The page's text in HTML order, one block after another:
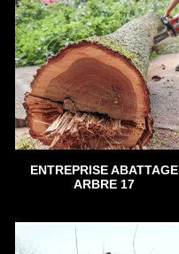
ENTREPRISE ABATTAGE
ARBRE 17